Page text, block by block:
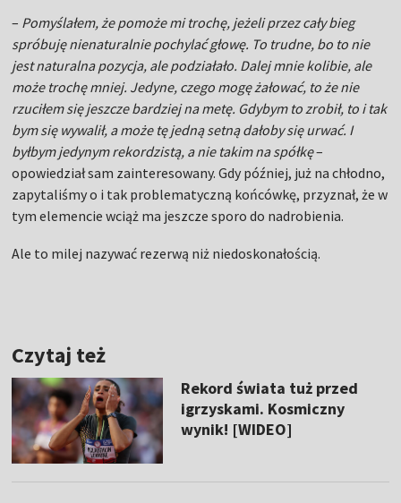
– Pomyślałem, że pomoże mi trochę, jeżeli przez cały bieg
spróbuję nienaturalnie pochylać głowę. To trudne, bo to nie
jest naturalna pozycja, ale podziałało. Dalej mnie kolibie, ale
może trochę mniej. Jedyne, czego mogę żałować, to że nie
rzuciłem się jeszcze bardziej na metę. Gdybym to zrobił, to i tak
bym się wywalił, a może tę jedną setną dałoby się urwać. I
byłbym jedynym rekordzistą, a nie takim na spółkę–
opowiedział sam zainteresowany. Gdy później, już na chłodno,
zapytaliśmy o i tak problematyczną końcówkę, przyznał, że w
tym elemencie wciąż ma jeszcze sporo do nadrobienia.
Ale to milej nazywać rezerwą niż niedoskonałością.
Czytaj też
Rekord świata tuż przed
igrzyskami. Kosmiczny
wynik! [WIDEO]